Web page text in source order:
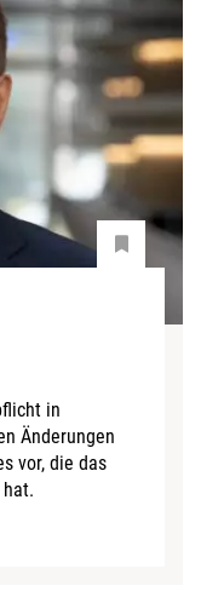
in
Änderungen
vor, die das